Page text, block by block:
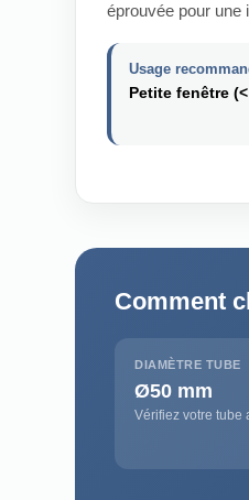
éprouvée pour une
Usage
Petite fenêtre
Comment
DIAMÈTRE TUBE
Ø50 mm
Vérifiez votre tube